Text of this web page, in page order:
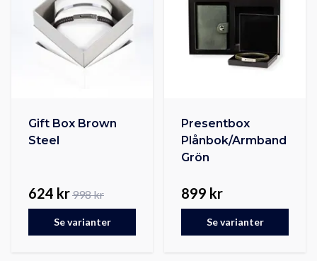
Gift Box Brown
Steel
624 kr998 kr
Se varianter
Presentbox
Plånbok/Armband
Grön
899 kr
Se varianter